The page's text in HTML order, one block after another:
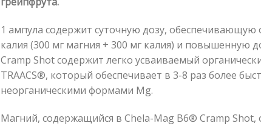
1 ампула содержит суточную дозу,
калия (300 мг магния + 300 мг калия) и повышенную
Cramp Shot содержит легко усваиваемый
TRAACS®, который обеспечивает в 3-8 раз более
неорганическими формами Mg.
Магний, содержащийся в Chela-Mag B6® Cramp Shot,